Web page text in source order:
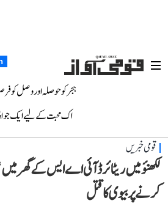
ہجر کو حوصلہ اور وصل کو
اک محبت کے لیے ایک
قومی خبریں
لکھنؤ میں ریٹائرڈ آئی اے ایس کے گھر
کرنے پر بیوی کا قتل